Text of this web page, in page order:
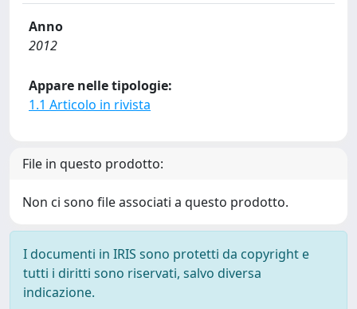
Anno
2012
Appare nelle tipologie:
1.1 Articolo in rivista
File in questo prodotto:
Non ci sono file associati a questo prodotto.
I documenti in IRIS sono protetti da copyright e
tutti i diritti sono riservati, salvo diversa
indicazione.